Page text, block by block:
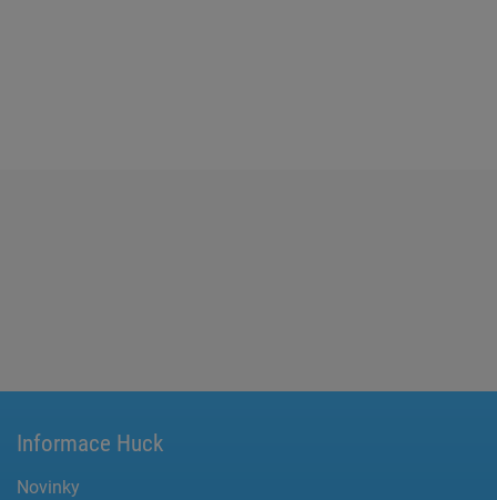
Informace Huck
Novinky